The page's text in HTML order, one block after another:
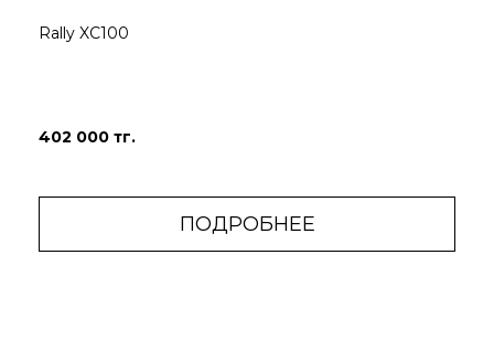
Rally XC100
402 000 тг.
ПОДРОБНЕЕ